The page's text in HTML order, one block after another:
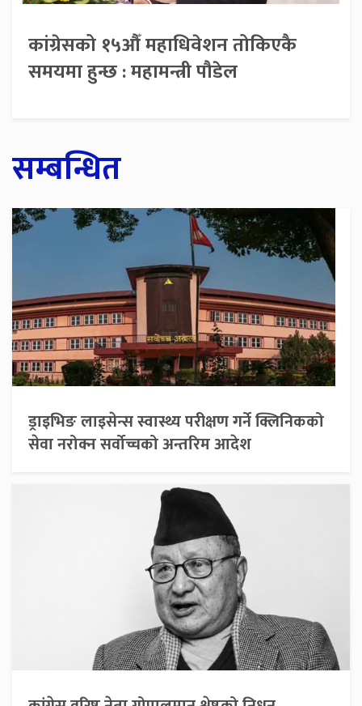
कांग्रेसको १५औँ महाधिवेशन तोकिएकै
समयमा हुन्छ : महामन्त्री पौडेल
सम्बन्धित
ड्राइभिङ लाइसेन्स स्वास्थ्य परीक्षण गर्ने क्लिनिकको
सेवा नरोक्न सर्वोच्चको अन्तरिम आदेश